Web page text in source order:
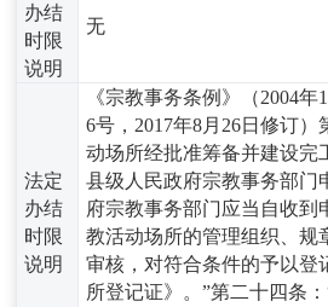
办结
时限
说明
无
法定
办结
时限
说明
《宗教事务条例》（2004
6号，2017年8月26日修订
动场所经批准筹备并建设完
县级人民政府宗教事务部门
府宗教事务部门应当自收到
教活动场所的管理组织、规
审核，对符合条件的予以登
所登记证》。”第二十四条